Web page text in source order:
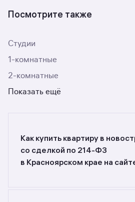
Посмотрите также
Студии
1-комнатные
2-комнатные
Показать ещё
Как купить квартиру в
со сделкой по 214-ФЗ
в Красноярском крае на